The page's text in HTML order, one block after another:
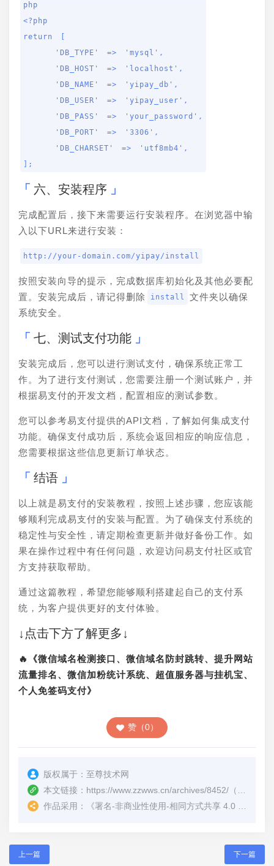
php
<?php
return [
];
六、安装程序
完成配置后，接下来需要运行安装程序。在浏览器中输
入以下URL来进行安装：
http://your-domain.com/yipay/install
按照安装向导的提示，完成数据库初始化及其他必要配
置。安装完成后，请记得删除
install
文件夹以确保
系统安全。
七、测试支付功能
安装完成后，您可以进行测试支付，确保系统正常工
作。为了进行支付测试，您需要注册一个测试账户，并
根据易支付的开发文档，配置相应的测试参数。
您可以参考易支付提供的API文档，了解如何集成支付
功能。确保支付成功后，系统会返回相应的响应信息，
您需要根据这些信息更新订单状态。
结语
以上就是易支付的安装教程，按照上述步骤，您应该能
够顺利完成易支付的安装与配置。为了确保支付系统的
稳定性与安全性，请定期检查更新并做好备份工作。如
果在操作过程中有任何问题，欢迎访问易支付社区或官
方支持获取帮助。
通过这篇教程，希望您能够顺利搭建起自己的支付系
统，为客户提供更好的支付体验。
↓点击下方了解更多↓
🔥《微信域名检测接口、微信域名防封跳转、提升网站
流量排名、微信加粉统计系统、超值服务器与挂机宝、
个人免签码支付》
赞（0）
版权属于： 至尊技术网
本文链接： https://www.zzwws.cn/archives/8452/ （转载时请注明本文出处及文章链接）
作品采用：
《署名-非商业性使用-相同方式共享 4.0 国际 (CC BY-NC-SA 4.0)
上一篇 下一篇